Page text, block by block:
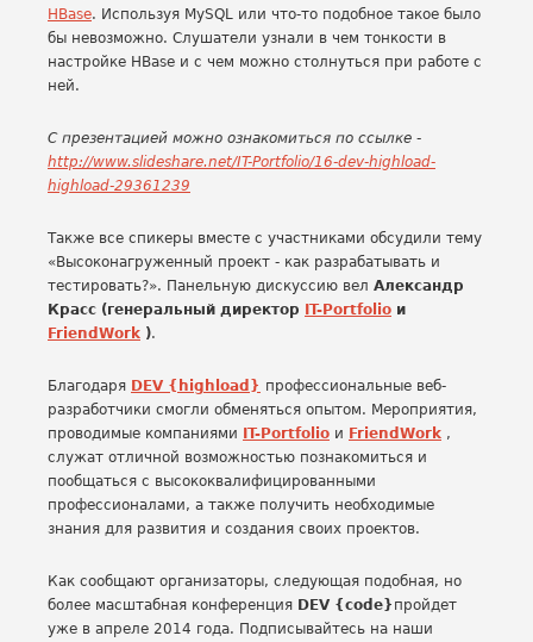
HBase. Используя MySQL или что-то подобное такое было
бы невозможно. Слушатели узнали в чем тонкости в
настройке HBase и с чем можно столнуться при работе с
ней.
С презентацией можно ознакомиться по ссылке -
http://www.slideshare.net/IT-Portfolio/16-dev-highload-
highload-29361239
Также все спикеры вместе с участниками обсудили тему
«Высоконагруженный проект - как разрабатывать и
тестировать?». Панельную дискуссию вел Александр
Красс (генеральный директор
IT-Portfolio и
FriendWork ).
Благодаря DEV {highload} профессиональные веб-
разработчики смогли обменяться опытом. Мероприятия,
проводимые компаниями
IT-Portfolio и FriendWork ,
служат отличной возможностью познакомиться и
пообщаться с высококвалифицированными
профессионалами, а также получить необходимые
знания для развития и создания своих проектов.
Как сообщают организаторы, следующая подобная, но
более масштабная конференция DEV {code} пройдет
уже в апреле 2014 года. Подписывайтесь на наши